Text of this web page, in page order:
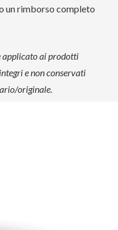
un rimborso completo
applicato ai prodotti
e non conservati
originale.